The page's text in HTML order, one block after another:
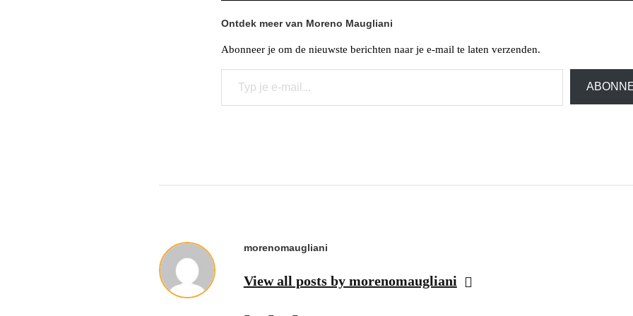
Ontdek meer van Moreno Maugliani
Abonneer je om de nieuwste berichten naar je e-mail te laten verzenden.
Typ je e-mail...
morenomaugliani
View all posts by morenomaugliani